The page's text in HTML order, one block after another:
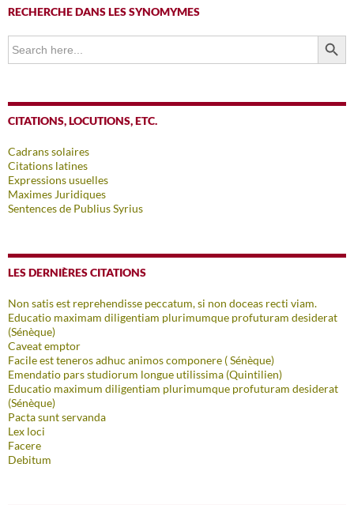
RECHERCHE DANS LES SYNOMYMES
Search
for:
SEARCH
CITATIONS, LOCUTIONS, ETC.
Cadrans solaires
Citations latines
Expressions usuelles
Maximes Juridiques
Sentences de Publius Syrius
LES DERNIÈRES CITATIONS
Non satis est reprehendisse peccatum, si non doceas recti viam.
Educatio maximam diligentiam plurimumque profuturam desiderat
(Sénèque)
Caveat emptor
Facile est teneros adhuc animos componere ( Sénèque)
Emendatio pars studiorum longue utilissima (Quintilien)
Educatio maximum diligentiam plurimumque profuturam desiderat
(Sénèque)
Pacta sunt servanda
Lex loci
Facere
Debitum